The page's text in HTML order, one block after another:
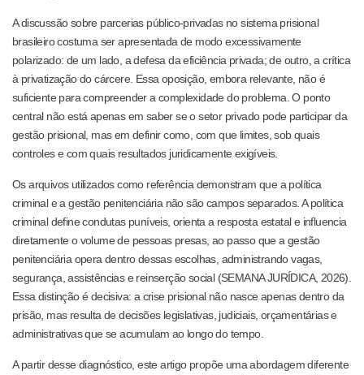
A discussão sobre parcerias público-privadas no sistema prisional
brasileiro costuma ser apresentada de modo excessivamente
polarizado: de um lado, a defesa da eficiência privada; de outro, a crítica
à privatização do cárcere. Essa oposição, embora relevante, não é
suficiente para compreender a complexidade do problema. O ponto
central não está apenas em saber se o setor privado pode participar da
gestão prisional, mas em definir como, com que limites, sob quais
controles e com quais resultados juridicamente exigíveis.
Os arquivos utilizados como referência demonstram que a política
criminal e a gestão penitenciária não são campos separados. A política
criminal define condutas puníveis, orienta a resposta estatal e influencia
diretamente o volume de pessoas presas, ao passo que a gestão
penitenciária opera dentro dessas escolhas, administrando vagas,
segurança, assistências e reinserção social (SEMANA JURÍDICA, 2026).
Essa distinção é decisiva: a crise prisional não nasce apenas dentro da
prisão, mas resulta de decisões legislativas, judiciais, orçamentárias e
administrativas que se acumulam ao longo do tempo.
A partir desse diagnóstico, este artigo propõe uma abordagem diferente